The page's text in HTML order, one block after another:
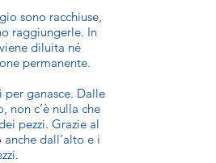
sono racchiuse,
raggiungerle. In
diluita né
permanente.
per ganasce. Dalle
non c’è nulla che
pezzi. Grazie al
dall’alto e i